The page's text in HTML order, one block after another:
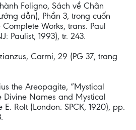
Foligno, Sách về Chân
dẫn), Phần 3, trong cuốn
Works, trans. Paul
Paulist, 1993), tr. 243.
Carmi, 29 (PG 37, trang
the Areopagite, “Mystical
Divine Names and Mystical
Rolt (London: SPCK, 1920), pp.